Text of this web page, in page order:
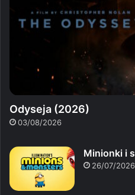
Odyseja (2026)
03/08/2026
Minionki i
26/07/2026